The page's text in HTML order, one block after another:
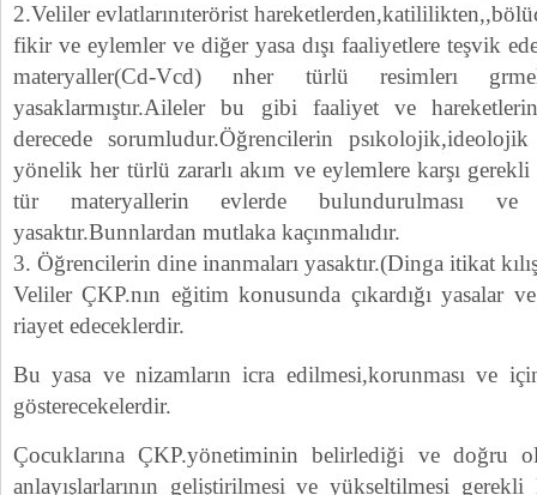
2.Veliler evlatlarınıterörist
fikir ve eylemler ve diğer yasa dışı faaliyetlere teşvik
materyaller(Cd-Vcd) nher türlü resimlerı
yasaklarmıştır.Aileler bu gibi faaliyet ve
derecede sorumludur.Öğrencilerin
yönelik her türlü zararlı akım ve eylemlere karşı
tür materyallerin evlerde bulundurulması ve
yasaktır.Bunnlardan mutlaka kaçınmalıdır.
3. Öğrencilerin dine inanmaları yasaktır.(Dinga itikat
Veliler ÇKP.nın eğitim konusunda çıkardığı yasalar
riayet edeceklerdir.
Bu yasa ve nizamların icra edilmesi,korunması ve
gösterecekelerdir.
Çocuklarına ÇKP.yönetiminin belirlediği ve
anlayışlarlarının geliştirilmesi ve yükseltilmesi